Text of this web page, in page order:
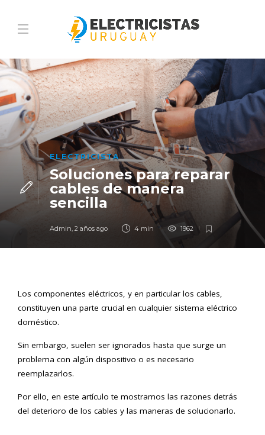
ELECTRICISTA
Soluciones para reparar
cables de manera
sencilla
Admin, 2 años ago 4 min 1962
Los componentes eléctricos, y en particular los cables,
constituyen una parte crucial en cualquier sistema eléctrico
doméstico.
Sin embargo, suelen ser ignorados hasta que surge un
problema con algún dispositivo o es necesario
reemplazarlos.
Por ello, en este artículo te mostramos las razones detrás
del deterioro de los cables y las maneras de solucionarlo.